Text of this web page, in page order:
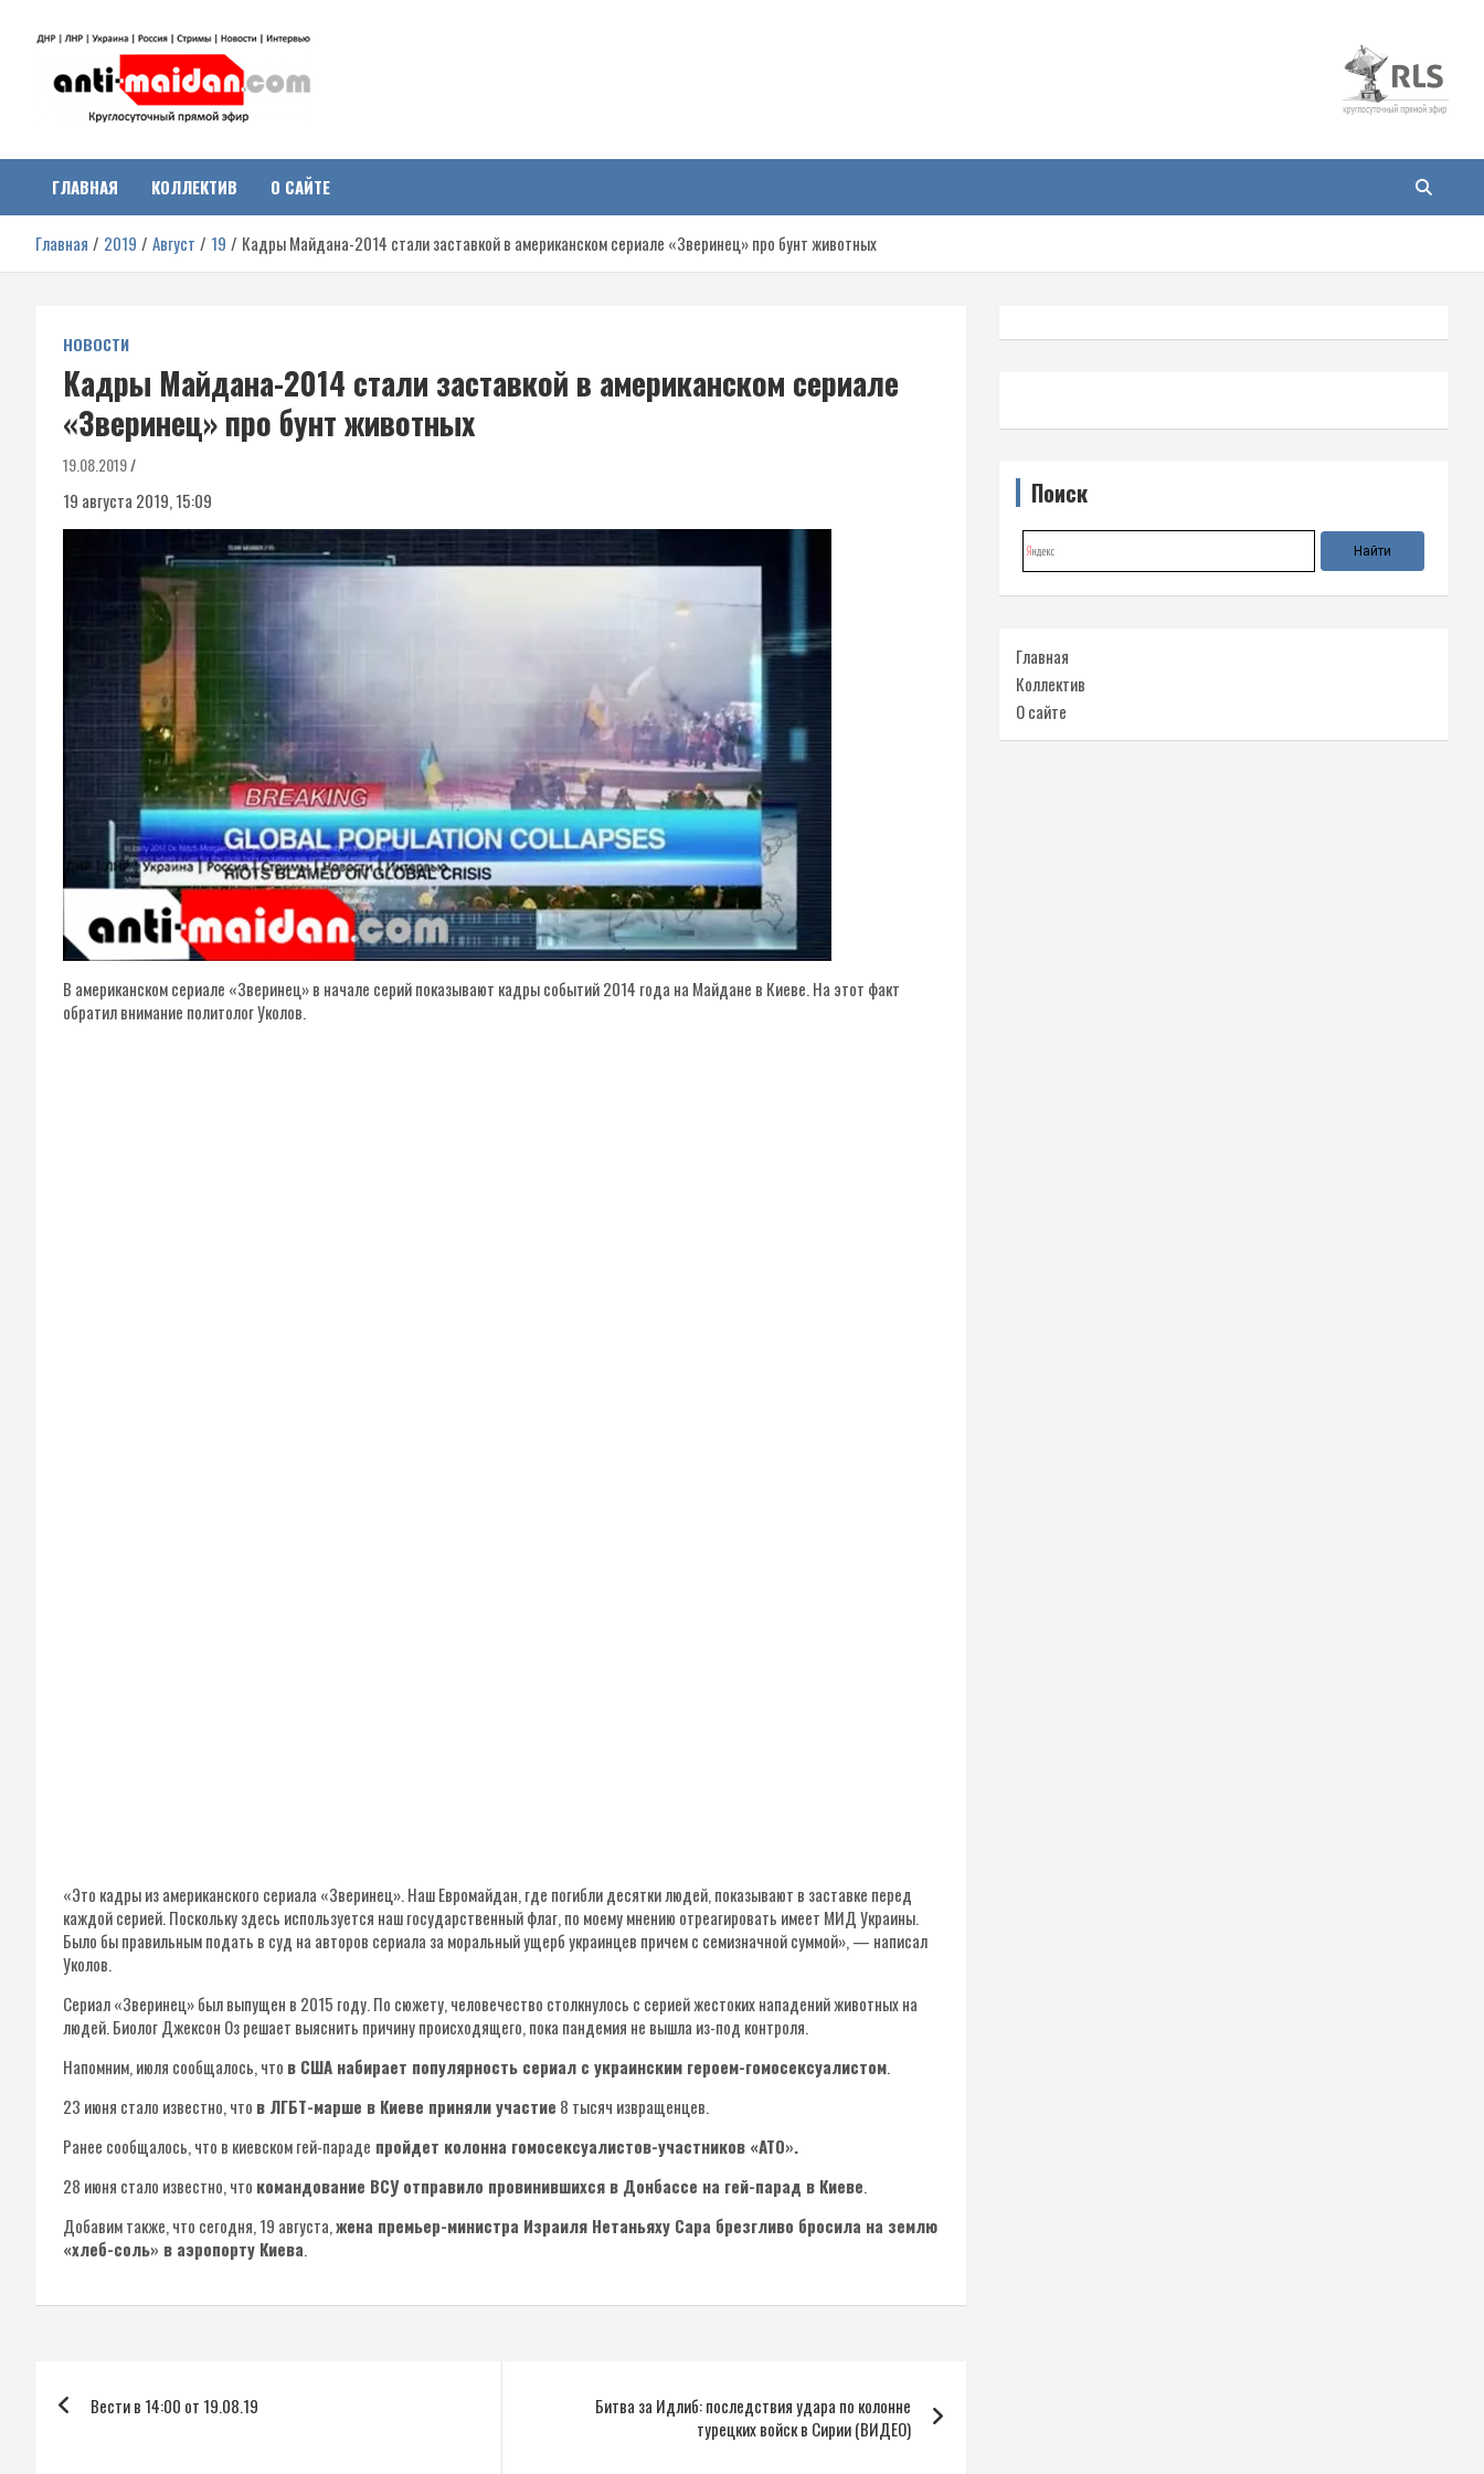
Антимайдан:
Гражданская война на
Украине
о гражданской войне на Украине, включая события в Новороссии,
ДНР, ЛНР и других регионах.
ГЛАВНАЯ КОЛЛЕКТИВ О САЙТЕ
Главная 2019 Август 19 Кадры Майдана-2014 стали заставкой в американском сериале «Зверинец» про бунт животных
НОВОСТИ
Кадры Майдана-2014 стали заставкой в американском сериале
«Зверинец» про бунт животных
19.08.2019
19 августа 2019, 15:09
В американском сериале «Зверинец» в начале серий показывают кадры событий 2014 года на Майдане в Киеве. На этот факт
обратил внимание политолог Уколов.
«Это кадры из американского сериала «Зверинец». Наш Евромайдан, где погибли десятки людей, показывают в заставке перед
каждой серией. Поскольку здесь используется наш государственный флаг, по моему мнению отреагировать имеет МИД Украины.
Было бы правильным подать в суд на авторов сериала за моральный ущерб украинцев причем с семизначной суммой», — написал
Уколов.
Сериал «Зверинец» был выпущен в 2015 году. По сюжету, человечество столкнулось с серией жестоких нападений животных на
людей. Биолог Джексон Оз решает выяснить причину происходящего, пока пандемия не вышла из-под контроля.
Напомним, июля сообщалось, что в США набирает популярность сериал с украинским героем-гомосексуалистом.
23 июня стало известно, что в ЛГБТ-марше в Киеве приняли участие 8 тысяч извращенцев.
Ранее сообщалось, что в киевском гей-параде пройдет колонна гомосексуалистов-участников «АТО».
28 июня стало известно, что командование ВСУ отправило провинившихся в Донбассе на гей-парад в Киеве.
Добавим также, что сегодня, 19 августа,жена премьер-министра Израиля Нетаньяху Сара брезгливо бросила на землю
«хлеб-соль» в аэропорту Киева.
Навигация
по
Вести в 14:00 от 19.08.19
Битва за Идлиб: последствия удара по колонне
турецких войск в Сирии (ВИДЕО)
Поиск
Главная
Коллектив
О сайте